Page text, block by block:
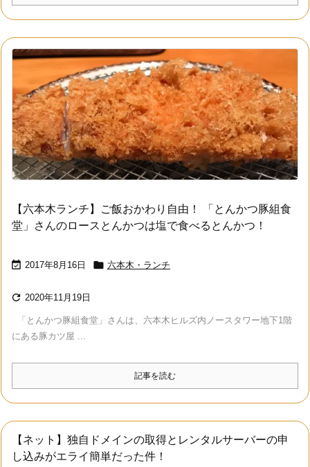
【六本木ランチ】ご飯おかわり自由！ 「とんかつ豚組食
堂」さんのロースとんかつは塩で食べるとんかつ！
 2017年8月16日  六本木・ランチ
 2020年11月19日
「とんかつ豚組食堂」さんは、六本木ヒルズ内ノースタワー地下1階
にある豚カツ屋 ...
記事を読む
【ネット】独自ドメインの取得とレンタルサーバーの申
し込みがエライ簡単だった件！